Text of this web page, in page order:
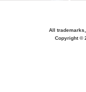
All
Copyright ©